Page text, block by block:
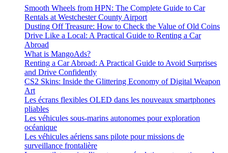
Smooth Wheels from HPN: The Complete Guide to Car
Rentals at Westchester County Airport
Dusting Off Treasure: How to Check the Value of Old Coins
Drive Like a Local: A Practical Guide to Renting a Car
Abroad
What is MangoAds?
Renting a Car Abroad: A Practical Guide to Avoid Surprises
and Drive Confidently
CS2 Skins: Inside the Glittering Economy of Digital Weapon
Art
Les écrans flexibles OLED dans les nouveaux smartphones
pliables
Les véhicules sous-marins autonomes pour exploration
océanique
Les véhicules aériens sans pilote pour missions de
surveillance frontalière